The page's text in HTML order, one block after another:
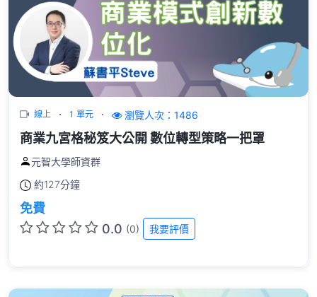
線上 1 單元 瀏覽人次：1486
商業九宮格秘笈大公開 數位轉型策略一把罩
元智大學師資群
約127分鐘
免費
0.0 (0) 我要評價